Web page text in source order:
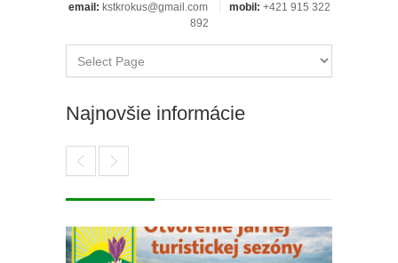
email: kstkrokus@gmail.com mobil: +421 915 322
892
Najnovšie informácie